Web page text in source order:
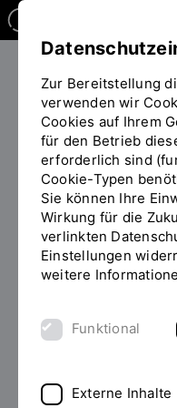
Sie
befinden
sich
auf
der
Seite
"Mechatronik
Die OTH
Rechtliche Grundlagen
STUDIEN-
SPO
Zur Bereitstellung
verwenden wir
Cookies auf Ihrem
für den Betrieb
erforderlich sind
Cookie-Typen
Sie können Ihre
Wirkung für die
verlinkten
Einstellungen
weitere
Funktional
Externe Inhalte